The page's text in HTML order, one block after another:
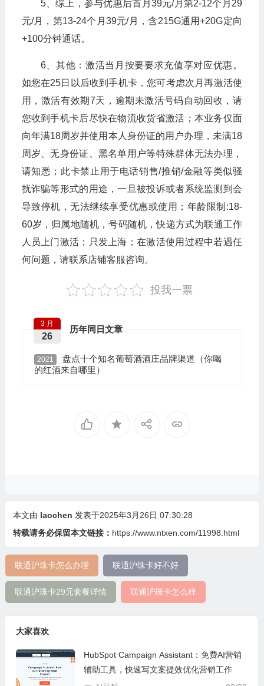
5、综上，参与优惠后首月39元/月第2-12个月29
元/月，第13-24个月39元/月，含215G通用+20G定向
+100分钟通话。
6、其他：激活当月按要要求充值享对应优惠。
如您在25日以后收到手机卡，您可考虑次月再激活使
用，激活有效期7天，逾期未激活号码自动回收，请
您收到手机卡后尽快在物流收货省激活；本业务仅面
向年满18周岁并使用本人身份证的用户办理，未满18
周岁、无身份证、黑名单用户等特殊群体无法办理，
请知悉；此卡禁止用于电话销售/推销/金融等类似骚
扰诈骗等形式的用途，一旦被投诉或者系统监测到会
导致停机，无法继续享受优惠或使用；年龄限制:18-
60岁，归属地随机，号码随机，快递方式为联通工作
人员上门激活；只发上海；在激活使用过程中若遇任
何问题，请联系店铺客服咨询。
投我一票
历年同日文章
3 月
26
2021
盘点十个知名葡萄酒酒庄品牌渠道（你喝
的红酒来自哪里）
本文由 laochen 发表于2025年3月26日 07:30:28
转载请务必保留本文链接： https://www.ntxen.com/11998.html
联通沪珠卡怎么办理 联通沪珠卡好不好
联通沪珠卡29元套餐详情 联通沪珠卡怎么样
大家喜欢
HubSpot Campaign Assistant：免费AI营销
辅助工具，快速写文案提效优化营销工作